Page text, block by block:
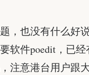
，也没有什么好
软件poedit，已
注意港台用户跟